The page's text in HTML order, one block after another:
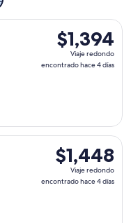
$1,394
Viaje
redondo,
$1,394
Viaje redondo
encontrado hace 4 días
Group, con salida el
$1,448
Viaje
redondo,
$1,448
Viaje redondo
encontrado hace 4 días
Group, con salida el